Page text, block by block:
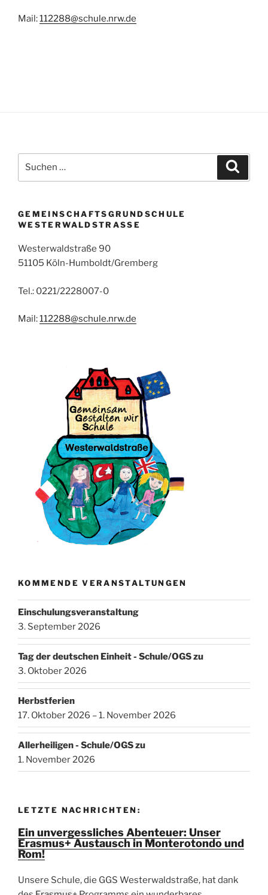
Mail:112288@schule.nrw.de
nach:
GEMEINSCHAFTSGRUNDSCHULE
WESTERWALDSTRASSE
Westerwaldstraße 90
51105 Köln-Humboldt/Gremberg
Tel.: 0221/2228007-0
Mail:112288@schule.nrw.de
KOMMENDE VERANSTALTUNGEN
Einschulungsveranstaltung
3. September 2026
Tag der deutschen Einheit - Schule/OGS zu
3. Oktober 2026
Herbstferien
17. Oktober 2026 – 1. November 2026
Allerheiligen - Schule/OGS zu
1. November 2026
LETZTE NACHRICHTEN:
Ein unvergessliches Abenteuer: Unser
Erasmus+ Austausch in Monterotondo und
Rom!
Unsere Schule, die GGS Westerwaldstraße, hat dank